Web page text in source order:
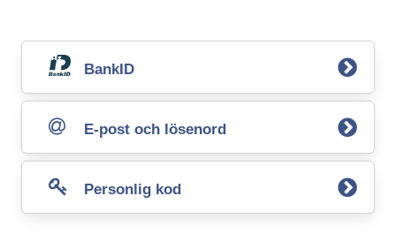
BankID
E-post och lösenord
Personlig kod